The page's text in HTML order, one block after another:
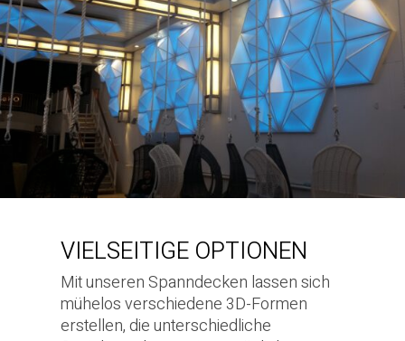
VIELSEITIGE OPTIONEN
Mit unseren Spanndecken lassen sich
mühelos verschiedene 3D-Formen
erstellen, die unterschiedliche